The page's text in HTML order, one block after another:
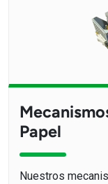
Papel
Nuestros